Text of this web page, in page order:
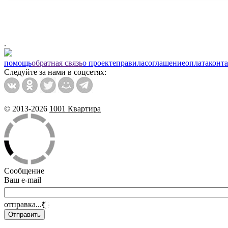
.
помощьобратная связьо проектеправиласоглашениеоплата
Следуйте за нами в соцсетях:
© 2013-2026 1001 Квартира
Сообщение
Ваш e-mail
отправка...